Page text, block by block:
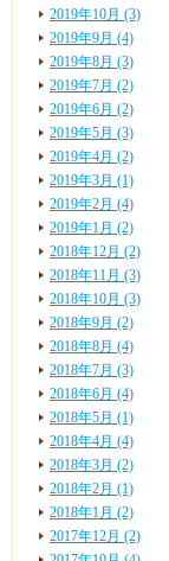
2019年10月 (3)
2019年9月 (4)
2019年8月 (3)
2019年7月 (2)
2019年6月 (2)
2019年5月 (3)
2019年4月 (2)
2019年3月 (1)
2019年2月 (4)
2019年1月 (2)
2018年12月 (2)
2018年11月 (3)
2018年10月 (3)
2018年9月 (2)
2018年8月 (4)
2018年7月 (3)
2018年6月 (4)
2018年5月 (1)
2018年4月 (4)
2018年3月 (2)
2018年2月 (1)
2018年1月 (2)
2017年12月 (2)